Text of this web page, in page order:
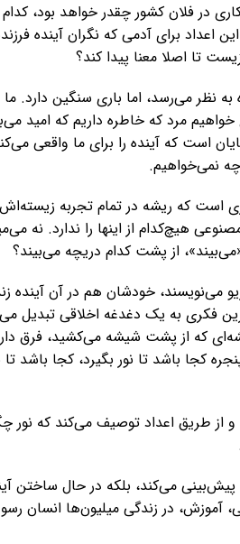
بگوید که 10 سال دیگر نرخ بیکاری در فلان کشور چقدر خواهد بود، کدام
اعداد برای آدمی که نگران آینده
تا اصلا معنا پیدا کند؟
می‌رسد، اما باری سنگین دارد. ما
مرد که خاطره داریم که امید
است که آینده را برای ما واقعی
نمی‌خواهیم.
است که ریشه در تمام تجربه زیسته‌اش
هیچ‌کدام از اینها را ندارد. نه
از پشت کدام دریچه می‌بیند؟
می‌نویسند، خودشان هم در آن آینده
فکری به یک دغدغه اخلاقی تبدیل
که از پشت شیشه می‌کشید، فرق
کجا باشد تا نور بگیرد، کجا باشد تا
طریق اعداد توصیف می‌کند که نور
می‌کند، بلکه در حال ساختن
در زندگی میلیون‌ها انسان